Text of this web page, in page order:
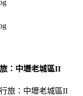
：中壢老城區II